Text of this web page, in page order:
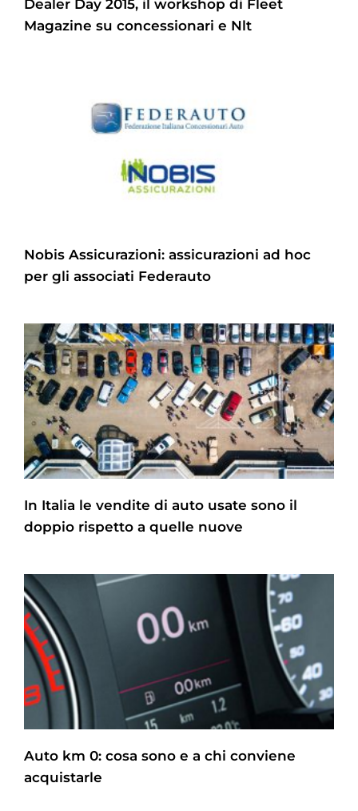
Dealer Day 2015, il workshop di Fleet
Magazine su concessionari e Nlt
Nobis Assicurazioni: assicurazioni ad hoc
per gli associati Federauto
In Italia le vendite di auto usate sono il
doppio rispetto a quelle nuove
Auto km 0: cosa sono e a chi conviene
acquistarle